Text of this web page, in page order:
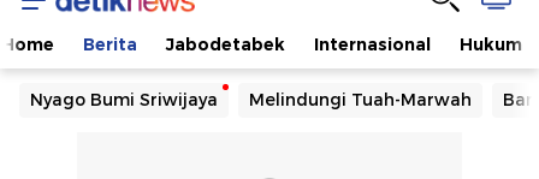
Home Berita Jabodetabek Internasional Hukum
Nyago Bumi Sriwijaya Melindungi Tuah-Marwah